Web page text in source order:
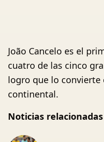
João Cancelo es el
cuatro de las cinco
logro que lo
continental.
Noticias relacionadas